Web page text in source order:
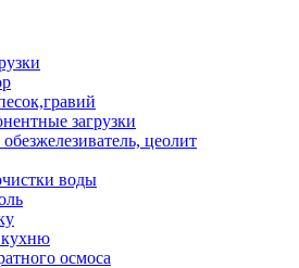
загрузки
цеолит
воды
осмоса